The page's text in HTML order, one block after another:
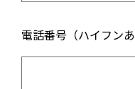
電話番号（ハイフン